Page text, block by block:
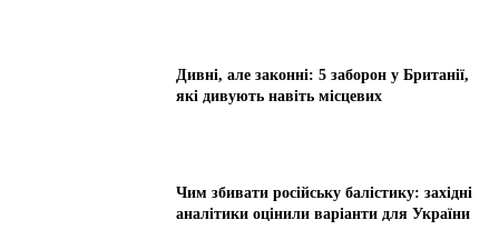
Дивні, але законні: 5 заборон у Британії,
які дивують навіть місцевих
Чим збивати російську балістику: західні
аналітики оцінили варіанти для України